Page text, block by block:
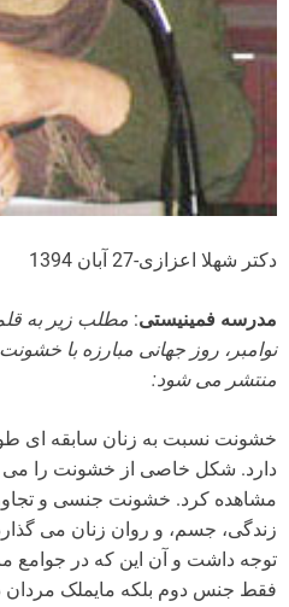
دکتر شهلا اعزازی-27 آبان 1394
مدرسه فمینیستی:
نوامبر، روز جهانی مبارزه با
منتشر می شود:
خشونت نسبت به زنان سابقه ای
دارد. شکل خاصی از خشونت را
مشاهده کرد. خشونت جنسی و
زندگی، جسم، و روان زنان می گذارد
توجه داشت و آن این که در جوامع
فقط جنس دوم بلکه مایملک مردان